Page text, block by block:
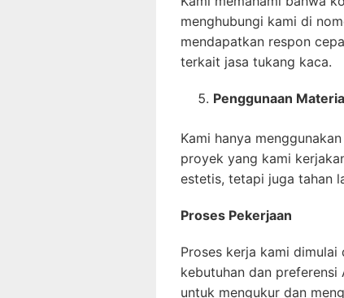
menghubungi kami di
mendapatkan respon
terkait jasa tukang kaca.
Penggunaan
Kami hanya
proyek yang kami
estetis, tetapi juga tahan
Proses Pekerjaan
Proses kerja kami
kebutuhan dan preferensi
untuk mengukur dan